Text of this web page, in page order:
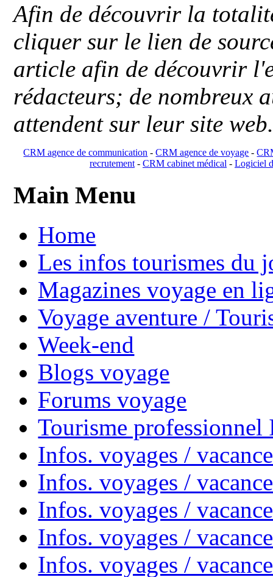
Afin de découvrir la
cliquer sur le lien de
article afin de découvrir
rédacteurs; de nombreux
attendent sur leur site
CRM agence de communication -CRM agence de voyage -
recrutement- CRM cabinet médical- Logiciel
Main Menu
Home
Les infos tourismes du
Magazines voyage en
Voyage aventure /
Week-end
Blogs voyage
Forums voyage
Tourisme
Infos. voyages /
Infos. voyages /
Infos. voyages /
Infos. voyages /
Infos. voyages /